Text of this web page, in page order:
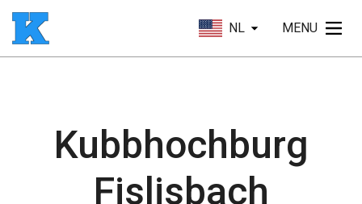
NL MENU
Kubbhochburg
Fislisbach